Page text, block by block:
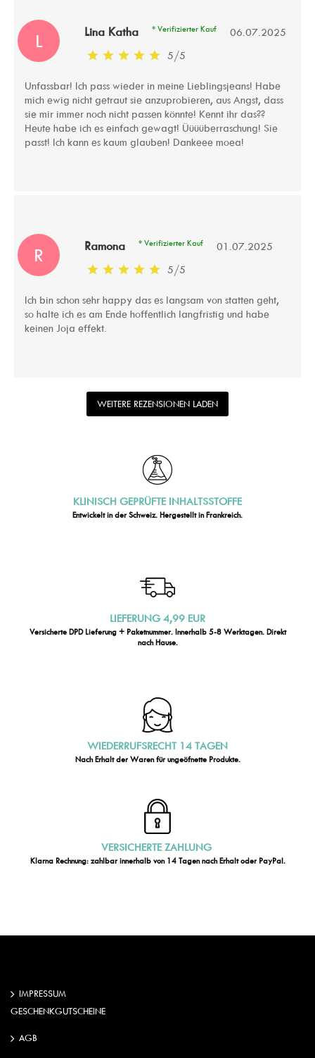
L Lina Katha * Verifizierter Kauf
06.07.2025
5/5
Unfassbar! Ich pass wieder in meine Lieblingsjeans! Habe
mich ewig nicht getraut sie anzuprobieren, aus Angst, dass
sie mir immer noch nicht passen könnte! Kennt ihr das??
Heute habe ich es einfach gewagt! Üüüüberraschung! Sie
passt! Ich kann es kaum glauben! Dankeee moea!
R Ramona * Verifizierter Kauf
01.07.2025
5/5
Ich bin schon sehr happy das es langsam von statten geht,
so halte ich es am Ende hoffentlich langfristig und habe
keinen Joja effekt.
WEITERE REZENSIONEN LADEN
KLINISCH GEPRÜFTE INHALTSSTOFFE
Entwickelt in der Schweiz. Hergestellt in Frankreich.
LIEFERUNG 4,99 EUR
Versicherte DPD Lieferung + Paketnummer. Innerhalb 5-8 Werktagen. Direkt
nach Hause.
WIEDERRUFSRECHT 14 TAGEN
Nach Erhalt der Waren für ungeöfnette Produkte.
VERSICHERTE ZAHLUNG
Klarna Rechnung: zahlbar innerhalb von 14 Tagen nach Erhalt oder PayPal.
IMPRESSUM
GESCHENKGUTSCHEINE
AGB